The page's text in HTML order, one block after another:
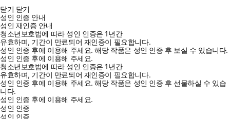
닫기 닫기
성인 인증 안내
성인 재인증 안내
청소년보호법에 따라 성인 인증은 1년간
유효하며, 기간이 만료되어 재인증이 필요합니다.
성인 인증 후에 이용해 주세요.해당 작품은 성인 인증 후 보실 수 있습니다.
성인 인증 후에 이용해 주세요.
청소년보호법에 따라 성인 인증은 1년간
유효하며, 기간이 만료되어 재인증이 필요합니다.
성인 인증 후에 이용해 주세요.해당 작품은 성인 인증 후 선물하실 수 있습
니다.
성인 인증 후에 이용해 주세요.
성인 인증
성인 인증